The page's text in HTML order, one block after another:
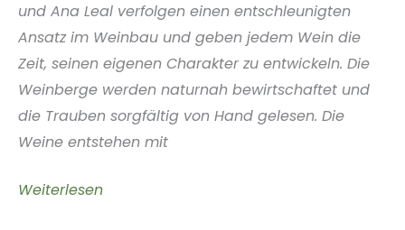
und Ana Leal verfolgen einen entschleunigten
Ansatz im Weinbau und geben jedem Wein die
Zeit, seinen eigenen Charakter zu entwickeln. Die
Weinberge werden naturnah bewirtschaftet und
die Trauben sorgfältig von Hand gelesen. Die
Weine entstehen mit
Espera
Weiterlesen